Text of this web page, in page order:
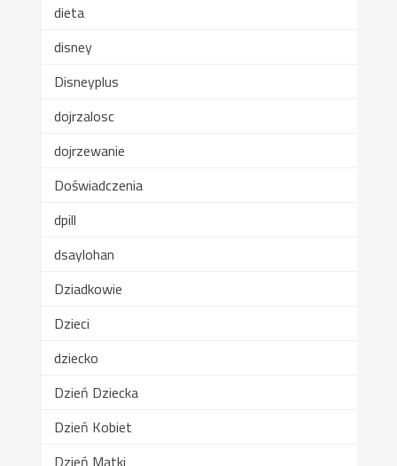
dieta
disney
Disneyplus
dojrzalosc
dojrzewanie
Doświadczenia
dpill
dsaylohan
Dziadkowie
Dzieci
dziecko
Dzień Dziecka
Dzień Kobiet
Dzień Matki